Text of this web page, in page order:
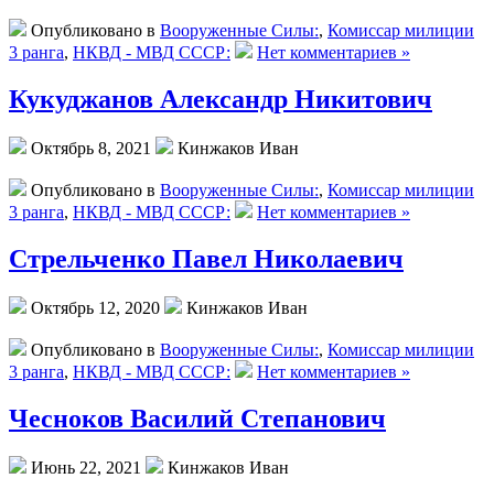
Опубликовано в Вооруженные Силы:, Комиссар милиции
3 ранга, НКВД - МВД СССР: Нет комментариев »
Кукуджанов Александр Никитович
Октябрь 8, 2021 Кинжаков Иван
Опубликовано в Вооруженные Силы:, Комиссар милиции
3 ранга, НКВД - МВД СССР: Нет комментариев »
Стрельченко Павел Николаевич
Октябрь 12, 2020 Кинжаков Иван
Опубликовано в Вооруженные Силы:, Комиссар милиции
3 ранга, НКВД - МВД СССР: Нет комментариев »
Чесноков Василий Степанович
Июнь 22, 2021 Кинжаков Иван